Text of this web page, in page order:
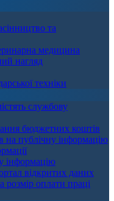
та
медицина
нагляд
техніки
службову
бюджетних коштів
на публічну інформацію
інформацію
відкритих даних
оплати праці